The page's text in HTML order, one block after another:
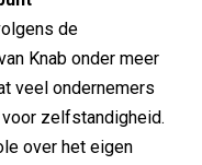
de
Knab onder meer
veel ondernemers
zelfstandigheid.
over het eigen